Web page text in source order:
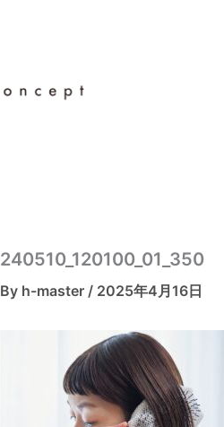
240510_120100_01_350
By h-master / 2025年4月16日